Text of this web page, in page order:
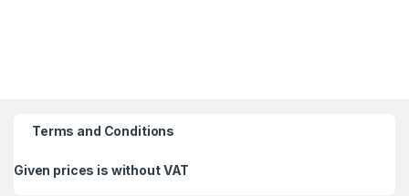
Terms and Conditions
Given prices is without VAT